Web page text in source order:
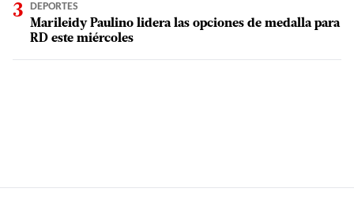
DEPORTES
Marileidy Paulino lidera las opciones de medalla para
RD este miércoles